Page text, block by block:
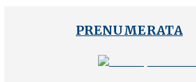
PRENUMERATA